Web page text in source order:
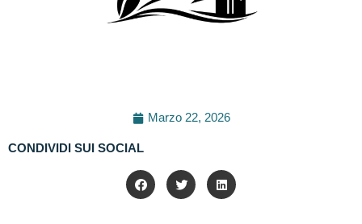
Marzo 22, 2026
CONDIVIDI SUI SOCIAL